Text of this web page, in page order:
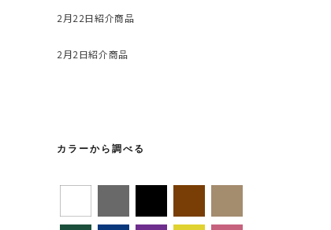
2月22日紹介商品
2月2日紹介商品
カラーから調べる